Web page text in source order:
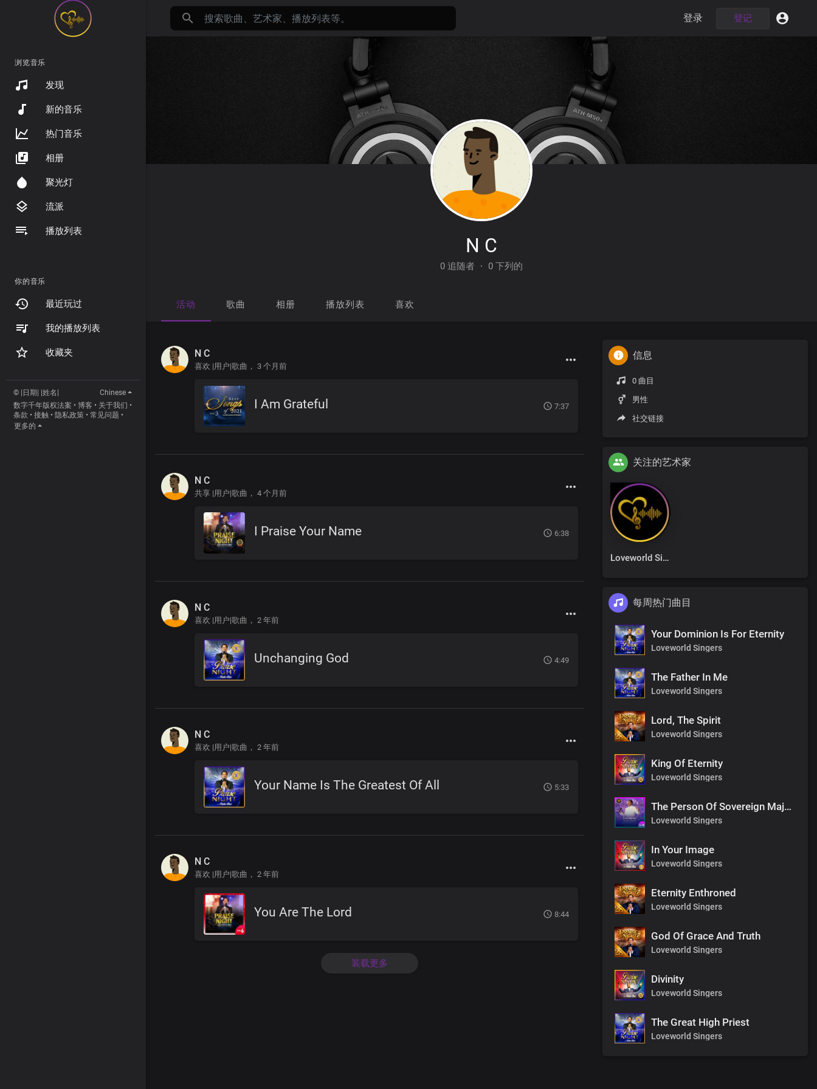
浏览音乐
发现
新的音乐
热门音乐
相册
聚光灯
流派
播放列表
你的音乐
最近玩过
我的播放列表
收藏夹
© |日期| |姓名|
Chinese
数字千年版权法案 • 博客 • 关于我们 •
条款 • 接触 • 隐私政策 • 常见问题 •
更多的
登录 登记
N C
0 追随者 · 0 下列的
活动 歌曲 相册 播放列表 喜欢
N C
喜欢 |用户|歌曲， 3 个月前
I Am Grateful 7:37
N C
共享 |用户|歌曲， 4 个月前
I Praise Your Name 6:38
N C
喜欢 |用户|歌曲， 2 年前
Unchanging God 4:49
N C
喜欢 |用户|歌曲， 2 年前
Your Name Is The Greatest Of All 5:33
N C
喜欢 |用户|歌曲， 2 年前
You Are The Lord 8:44
装载更多
信息
0 曲目
男性
社交链接
关注的艺术家
Loveworld Singers
每周热门曲目
Your Dominion Is For Eternity
Loveworld Singers
The Father In Me
Loveworld Singers
Lord, The Spirit
Loveworld Singers
King Of Eternity
Loveworld Singers
The Person Of Sovereign Majesty
Loveworld Singers
In Your Image
Loveworld Singers
Eternity Enthroned
Loveworld Singers
God Of Grace And Truth
Loveworld Singers
Divinity
Loveworld Singers
The Great High Priest
Loveworld Singers